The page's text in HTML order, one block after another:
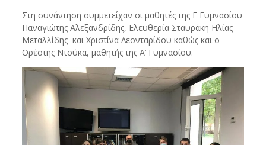
Στη συνάντηση συμμετείχαν οι μαθητές της Γ Γυμνασίου
Παναγιώτης Αλεξανδρίδης, Ελευθερία Σταυράκη Ηλίας
Μεταλλίδης και Χριστίνα Λεονταρίδου καθώς και ο
Ορέστης Ντούκα, μαθητής της Α’ Γυμνασίου.